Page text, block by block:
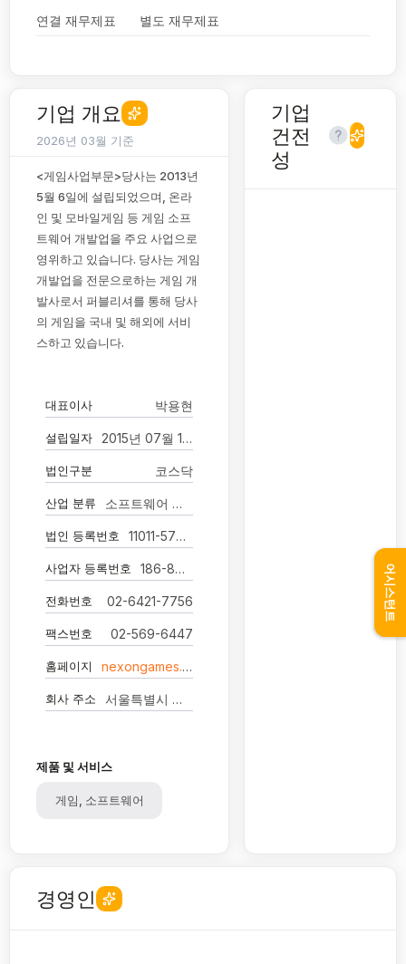
연결 재무제표 별도 재무제표
기업 개요
2026년 03월 기준
<게임사업부문>당사는 2013년
5월 6일에 설립되었으며, 온라
인 및 모바일게임 등 게임 소프
트웨어 개발업을 주요 사업으로
영위하고 있습니다. 당사는 게임
개발업을 전문으로하는 게임 개
발사로서 퍼블리셔를 통해 당사
의 게임을 국내 및 해외에 서비
스하고 있습니다.
대표이사 박용현
설립일자 2015년 07월 14일
법인구분 코스닥
산업 분류 소프트웨어 개발 및 공급업
법인 등록번호 11011-5781277
사업자 등록번호 186-86-00123
전화번호 02-6421-7756
팩스번호 02-569-6447
홈페이지 nexongames.co.kr
회사 주소 서울특별시 강남구 남부순환로 2621 5층(도곡동, 에스앤아이강남빌딩)
제품 및 서비스
게임, 소프트웨어
기업
건전
성
경영인
어시스턴트